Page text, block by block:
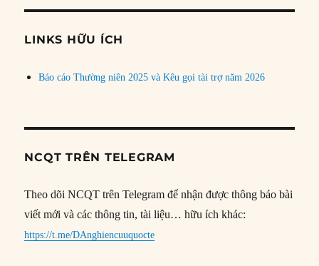
đề
LINKS HỮU ÍCH
Báo cáo Thường niên 2025 và Kêu gọi tài trợ năm 2026
NCQT TRÊN TELEGRAM
Theo dõi NCQT trên Telegram để nhận được thông báo bài
viết mới và các thông tin, tài liệu… hữu ích khác:
https://t.me/DAnghiencuuquocte